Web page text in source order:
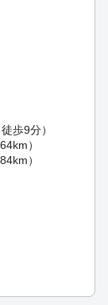
徒歩9分）
）
）